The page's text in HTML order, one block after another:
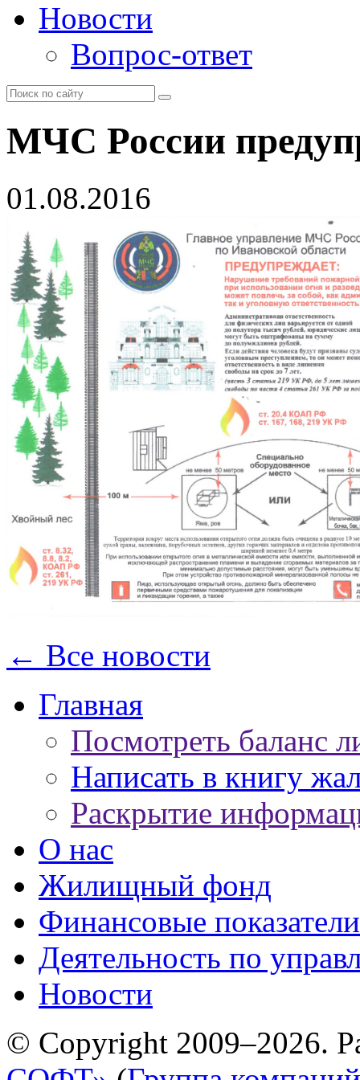
Новости
Вопрос-ответ
МЧС России
01.08.2016
← Все новости
Главная
Посмотреть баланс
Написать в книгу
Раскрытие
О нас
Жилищный фонд
Финансовые показатели
Деятельность по
Новости
© Copyright 2009–2026.